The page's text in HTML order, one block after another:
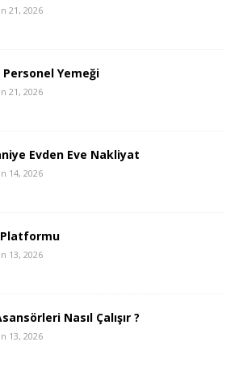
21, 2026
Yemeği
21, 2026
Evden Eve Nakliyat
14, 2026
13, 2026
Nasıl Çalışır ?
13, 2026